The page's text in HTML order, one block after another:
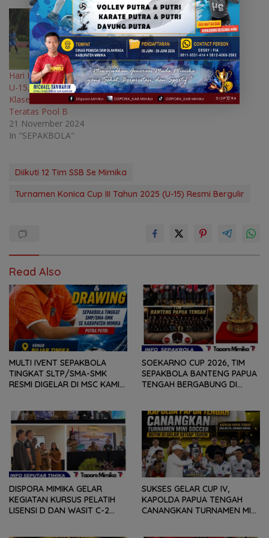
Hari Kedua Piala Soeratin
U-15, PFA Pimpin
Klasemen Pool A, Persemi
Teratas Pool B
21 November 2024
In "SEPAKBOLA"
Diikuti 12 Tim SSB Se Mimika
Turnamen Konica Cup III Tahun 2025 (U-15) Resmi Bergulir
Read Also
MULTI IVENT SEPAKBOLA
TINGKAT SLTP/SMA-SMK
RESMI DIGELAR DI MSC KAMIS
UNTUK MENGEMBANGKAN
BAKAT
SOEKARNO CUP 2026, TIM
SEPAKBOLA BANTENG PAPUA
TENGAH BERGABUNG DI
KALIMANTAN TIMUR DAN DIY
YOGYAKARTA
DISPORA MIMIKA GELAR
KEGIATAN KURSUS PELATIH
LISENSI D DAN WASIT C-2
SUKSES GELAR CUP IV,
KAPOLDA PAPUA TENGAH
CANANGKAN TURNAMEN MINI